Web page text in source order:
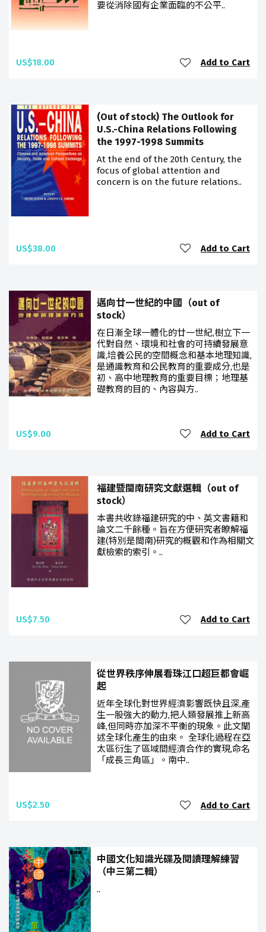
要從消除國有企業面臨的不公平..
US$18.00 Add to Cart
(Out of stock) The Outlook for
U.S.-China Relations Following
the 1997-1998 Summits
At the end of the 20th Century, the
focus of global attention and
concern is on the future relations..
US$38.00 Add to Cart
邁向廿一世紀的中國（out of
stock）
在日漸全球一體化的廿一世紀,樹立下一
代對自然、環境和社會的可持續發展意
識,培養公民的空間概念和基本地理知識,
是通識教育和公民教育的重要成分,也是
初、高中地理教育的重要目標；地理基
礎教育的目的、內容與方..
US$9.00 Add to Cart
福建暨閩南研究文獻選輯（out of
stock）
本書共收錄福建研究的中、英文書籍和
論文二千餘種。旨在方便研究者瞭解福
建(特別是閩南)研究的概觀和作為相關文
獻檢索的索引。..
US$7.50 Add to Cart
從世界秩序伸展看珠江口超巨都會崛
起
近年全球化對世界經濟影響既快且深,產
生一股強大的動力,把人類發展推上新高
峰,但同時亦加深不平衡的現象。此文闡
述全球化產生的由來。 全球化過程在亞
太區衍生了區域間經濟合作的實現,命名
「成長三角區」。南中..
US$2.50 Add to Cart
中國文化知識光碟及閱讀理解練習
（中三第二輯）
..